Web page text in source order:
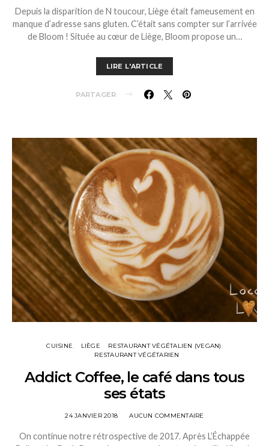
Depuis la disparition de N toucour, Liège était fameusement en
manque d’adresse sans gluten. C’était sans compter sur l’arrivée
de Bloom ! Située au cœur de Liège, Bloom propose un…
LIRE L'ARTICLE
PARTAGER
CUISINE LIÈGE
RESTAURANT VÉGÉTALIEN (VEGAN)
RESTAURANT VÉGÉTARIEN
Addict Coffee, le café dans tous
ses états
24 JANVIER 2018 AUCUN COMMENTAIRE
On continue notre rétrospective de 2017. Après L’Échappée